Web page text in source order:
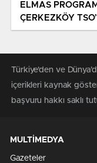
ELMAS PROGRAMI
ÇERKEZKÖY
TANITILDI
Türkiye'den ve
içerikleri kaynak
başvuru hakkı saklı
MULTİMEDYA
Gazeteler